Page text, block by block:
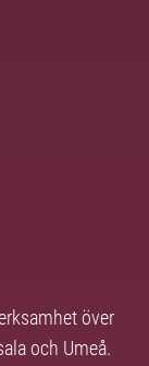
över
och Umeå.